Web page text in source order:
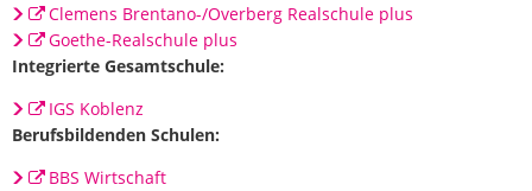
Clemens Brentano-/Overberg Realschule plus
Goethe-Realschule plus
Integrierte Gesamtschule:
IGS Koblenz
Berufsbildenden Schulen:
BBS Wirtschaft